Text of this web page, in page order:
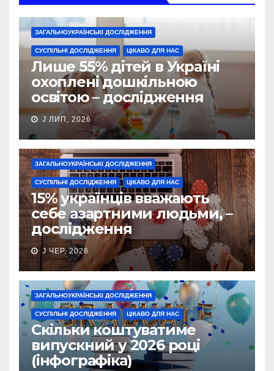
ЗАГАЛЬНОУКРАЇНСЬКІ ДОСЛІДЖЕННЯ
СУСПІЛЬНІ ДОСЛІДЖЕННЯ ЦІКАВО ДЛЯ НАС
Лише 55% дітей в Україні
охоплені дошкільною
освітою – дослідження
J ЛИП, 2026
ЗАГАЛЬНОУКРАЇНСЬКІ ДОСЛІДЖЕННЯ
СУСПІЛЬНІ ДОСЛІДЖЕННЯ ЦІКАВО ДЛЯ НАС
15% українців вважають
себе азартними людьми, –
дослідження
J ЧЕР, 2026
ЗАГАЛЬНОУКРАЇНСЬКІ ДОСЛІДЖЕННЯ
СУСПІЛЬНІ ДОСЛІДЖЕННЯ ЦІКАВО ДЛЯ НАС
Скільки коштуватиме
випускний у 2026 році
(інфографіка)